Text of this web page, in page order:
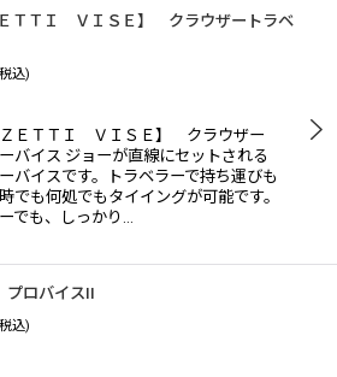
ＥＴＴＩ ＶＩＳＥ】 クラウザートラベ
込)
ＺＥＴＴＩ ＶＩＳＥ】 クラウザー
バイス ジョーが直線にセットされる
バイスです。トラベラーで持ち運びも
でも何処でもタイイングが可能です。
でも、しっかり…
プロバイスII
込)